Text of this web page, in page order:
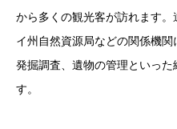
から多くの観光客が訪れます
イ州自然資源局などの関係機
発掘調査、遺物の管理といっ
す。